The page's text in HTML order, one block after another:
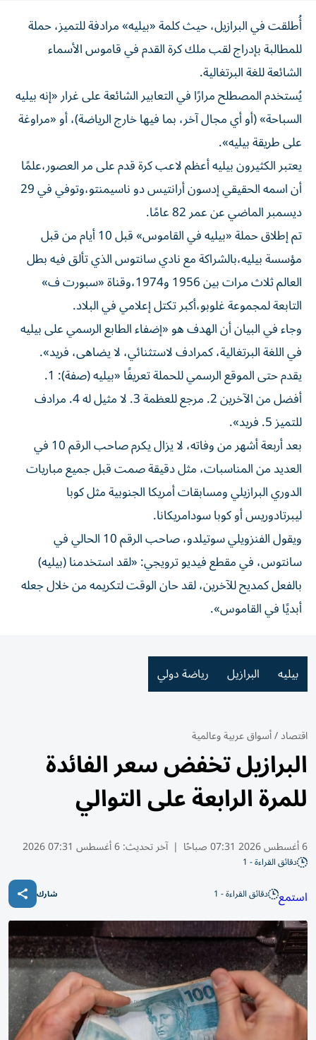
أُطلقت في البرازيل، حيث كلمة «بيليه» مرادفة للتميز، حملة
للمطالبة بإدراج لقب ملك كرة القدم في قاموس الأسماء
الشائعة للغة البرتغالية.
يُستخدم المصطلح مرارًا في التعابير الشائعة على غرار «إنه بيليه
السباحة» (أو أي مجال آخر، بما فيها خارج الرياضة)، أو «مراوغة
على طريقة بيليه».
يعتبر الكثيرون بيليه أعظم لاعب كرة قدم على مر العصور،علمًا
أن اسمه الحقيقي إدسون أرانتيس دو ناسيمنتو،وتوفي في 29
ديسمبر الماضي عن عمر 82 عامًا.
تم إطلاق حملة «بيليه في القاموس» قبل 10 أيام من قبل
مؤسسة بيليه،بالشراكة مع نادي سانتوس الذي تألق فيه بطل
العالم ثلاث مرات بين 1956 و1974،وقناة «سبورت ف»
التابعة لمجموعة غلوبو،أكبر تكتل إعلامي في البلاد.
وجاء في البيان أن الهدف هو «إضفاء الطابع الرسمي على بيليه
في اللغة البرتغالية، كمرادف لاستثنائي، لا يضاهى، فريد».
يقدم حتى الموقع الرسمي للحملة تعريفًا «بيليه (صفة): 1.
أفضل من الآخرين 2. مرجع للعظمة 3. لا مثيل له 4. مرادف
للتميز 5. فريد».
بعد أربعة أشهر من وفاته، لا يزال يكرم صاحب الرقم 10 في
العديد من المناسبات، مثل دقيقة صمت قبل جميع مباريات
الدوري البرازيلي ومسابقات أمريكا الجنوبية مثل كوبا
ليبرتادوريس أو كوبا سودامريكانا.
ويقول الفنزويلي سوتيلدو، صاحب الرقم 10 الحالي في
سانتوس، في مقطع فيديو ترويجي: «لقد استخدمنا (بيليه)
بالفعل كمديح للآخرين، لقد حان الوقت لتكريمه من خلال جعله
أبديًا في القاموس».
بيليه البرازيل رياضة دولي
اقتصاد/أسواق عربية وعالمية
البرازيل تخفض سعر الفائدة
للمرة الرابعة على التوالي
6 أغسطس 2026 07:31 صباحًا | آخر تحديث:6 أغسطس 07:31 2026
دقائق القراءة - 1
استمع دقائق القراءة - 1 شارك